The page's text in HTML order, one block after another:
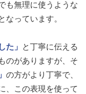
も無理に使うような
なっています。
た」
と丁寧に伝える
のがありますが、そ
の方がより丁寧で、
、この表現を使って